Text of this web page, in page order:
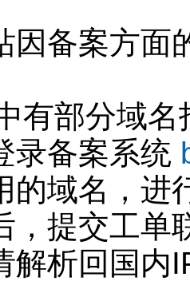
因备案方面
有部分域
录备案系统
的域名，进
，提交工单
解析回国内